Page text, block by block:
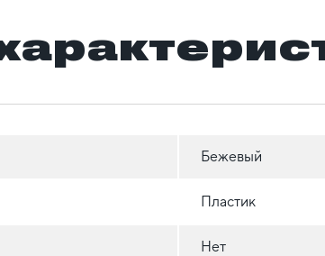
Бежевый
Пластик
Нет